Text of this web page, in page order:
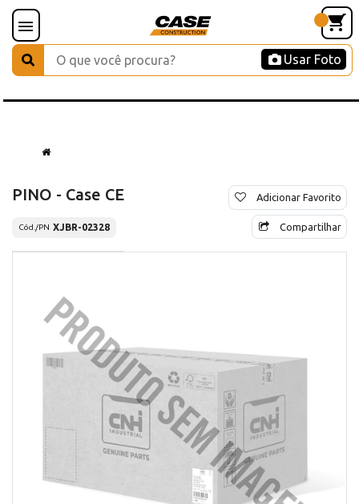
Usar Foto
PINO - Case CE
Cód./PN XJBR-02328
Adicionar Favorito
Compartilhar